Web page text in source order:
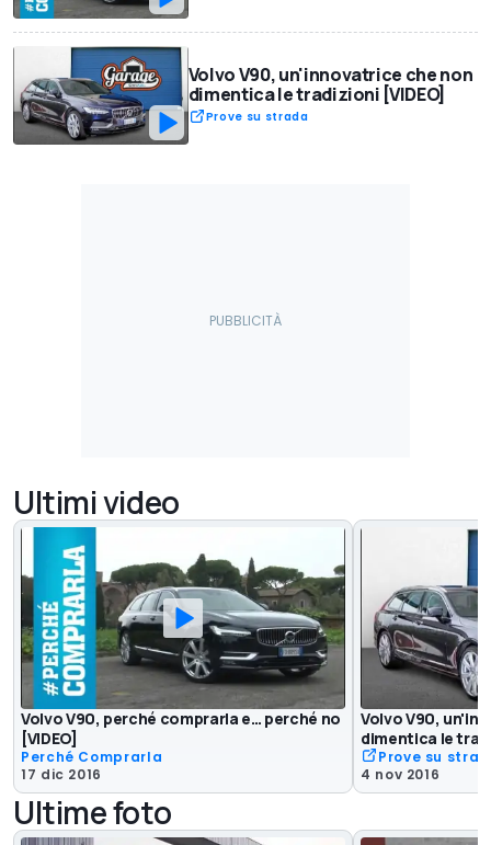
Volvo V90, un'innovatrice che non
dimentica le tradizioni [VIDEO]
Prove su strada
Ultimi video
Volvo V90, perché comprarla e… perché no
[VIDEO]
Perché Comprarla
17 dic 2016
Volvo V90,
dimentica le
Prove su
4 nov 2016
Ultime foto